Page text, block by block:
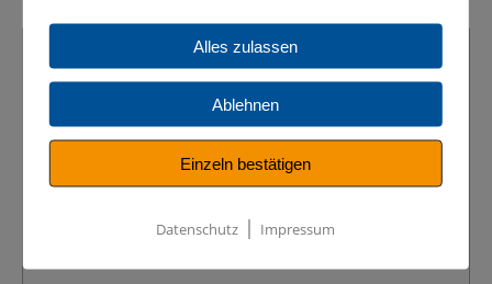
Alles zulassen
Ablehnen
Einzeln bestätigen
Datenschutz | Impressum